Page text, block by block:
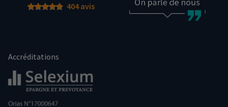
404 avis
Accréditations